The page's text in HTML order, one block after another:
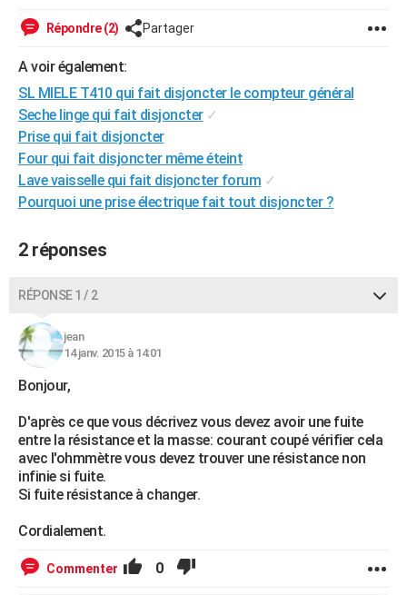
Carte de Noël
Carte Bonne année
Carte Saint-Valentin
Carte Pâques
Carte d'anniversaire
DICTIONNAIRE
COPAINS D'AVANT
S'inscrire
Se connecter
Lycées
Collèges
Primaires
Universités
Entreprises
Service militaire
Avis de recherche
AVIS DE DÉCÈS
FORUM
Bricolage
Lifestyle
Culture
Sport
Auto
Television
Voyage
Cinema
Répondre (2) Partager
A voir également:
SL MIELE T410 qui fait disjoncter le compteur général
Seche linge qui fait disjoncter ✓
Prise qui fait disjoncter
Four qui fait disjoncter même éteint
Lave vaisselle qui fait disjoncter forum ✓
Pourquoi une prise électrique fait tout disjoncter ?
2 réponses
RÉPONSE 1 / 2
jean
14 janv. 2015 à 14:01
Bonjour,
D'après ce que vous décrivez vous devez avoir une fuite
entre la résistance et la masse: courant coupé vérifier cela
avec l'ohmmètre vous devez trouver une résistance non
infinie si fuite.
Si fuite résistance à changer.
Cordialement.
Commenter 0